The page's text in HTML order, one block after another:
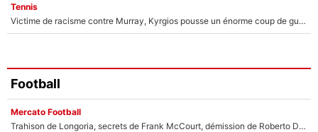
Tennis
Victime de racisme contre Murray, Kyrgios pousse un énorme coup de gueule !
Football
Mercato Football
Trahison de Longoria, secrets de Frank McCourt, démission de Roberto De Zerbi : Medhi Benatia se lâche sur départ de l'OM et fait d'importantes révélations